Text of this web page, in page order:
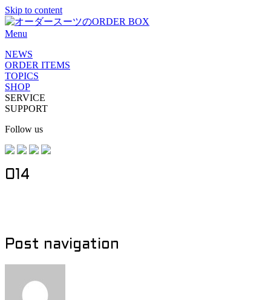
Skip to content
Menu
NEWS
ORDER ITEMS
TOPICS
SHOP
SERVICE
SUPPORT
Follow us
014
Post navigation